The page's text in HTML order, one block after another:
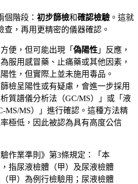
個階段： 初步篩檢和確認檢驗 。這就
，再用更精密的儀器確認。
便，但可能出現「 偽陽性 」反應，
服用感冒藥、止痛藥或其他因素，
性，但實際上並未施用毒品。
篩檢呈陽性或有疑慮，會進一步採用
質譜儀分析法（GC/MS）」或「液
MS/MS）」進行確認。這種方法精
極低，因此被認為具有高度公信
驗作業準則》第3條規定：「本
指尿液檢體（甲）及尿液檢體
（甲）為例行檢驗用；尿液檢體